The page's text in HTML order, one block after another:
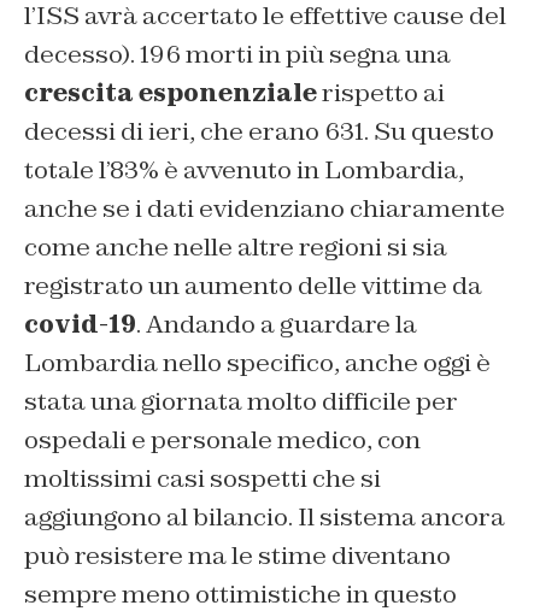
l’ISS avrà accertato le effettive cause del
decesso). 196 morti in più segna una
crescita esponenzialerispetto ai
decessi di ieri, che erano 631. Su questo
totale l’83% è avvenuto in Lombardia,
anche se i dati evidenziano chiaramente
come anche nelle altre regioni si sia
registrato un aumento delle vittime da
covid-19. Andando a guardare la
Lombardia nello specifico, anche oggi è
stata una giornata molto difficile per
ospedali e personale medico, con
moltissimi casi sospetti che si
aggiungono al bilancio. Il sistema ancora
può resistere ma le stime diventano
sempre meno ottimistiche in questo